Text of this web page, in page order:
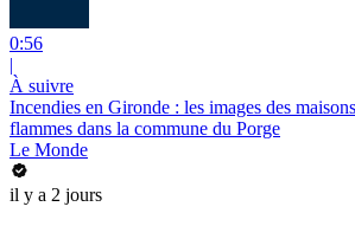
0:56
|
À suivre
Incendies en Gironde : les images des
flammes dans la commune du Porge
Le Monde
il y a 2 jours